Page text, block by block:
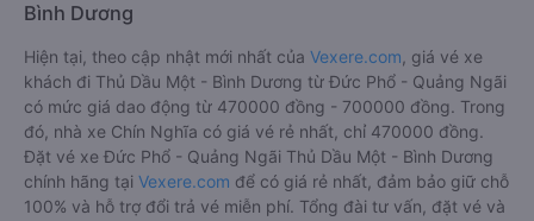
Bình Dương
Hiện tại, theo cập nhật mới nhất của Vexere.com , giá vé xe
khách đi Thủ Dầu Một - Bình Dương từ Đức Phổ - Quảng Ngãi
có mức giá dao động từ 470000 đồng - 700000 đồng. Trong
đó, nhà xe Chín Nghĩa có giá vé rẻ nhất, chỉ 470000 đồng.
Đặt vé xe Đức Phổ - Quảng Ngãi Thủ Dầu Một - Bình Dương
chính hãng tại Vexere.com để có giá rẻ nhất, đảm bảo giữ chỗ
100% và hỗ trợ đổi trả vé miễn phí. Tổng đài tư vấn, đặt vé và